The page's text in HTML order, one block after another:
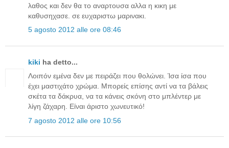
λαθος και δεν θα το αναρτουσα αλλα η κικη με
καθυσηχασε. σε ευχαριστω μαρινακι.
5 agosto 2012 alle ore 08:46
kiki ha detto...
Λοιπόν εμένα δεν με πειράζει που θολώνει. Ίσα ίσα που
έχει μαστιχάτο χρώμα. Μπορείς επίσης αντί να τα βάλεις
σκέτα τα δάκρυα, να τα κάνεις σκόνη στο μπλέντερ με
λίγη ζάχαρη. Είναι άριστο χωνευτικό!
7 agosto 2012 alle ore 10:56